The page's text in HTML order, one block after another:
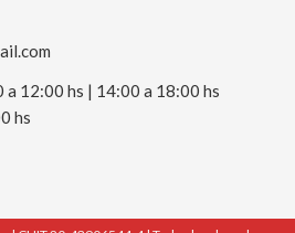
a 12:00 hs | 14:00 a 18:00 hs
hs